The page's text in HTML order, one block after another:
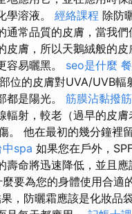
學溶液。 經絡課程 除防
通常品質的皮膚，當我們
皮膚，所以天鵝絨般的
容易曬黑。 seo是什麼
位的皮膚對UVA/UVB輻
都是陽光。 筋膜沾黏撥筋
輻射，較老（過早的皮膚
。 他在最初的幾分鐘裡
中spa 如果您在戶外，
壽命將迅速降低，並且應
要為您的身體使用合適
，防曬霜應該是化妝品